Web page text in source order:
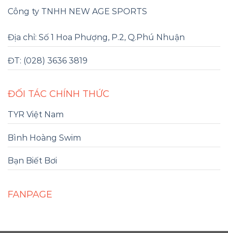
Công ty TNHH NEW AGE SPORTS
Địa chỉ: Số 1 Hoa Phượng, P.2, Q.Phú Nhuận
ĐT: (028) 3636 3819
ĐỐI TÁC CHÍNH THỨC
TYR Việt Nam
Bình Hoàng Swim
Bạn Biết Bơi
FANPAGE